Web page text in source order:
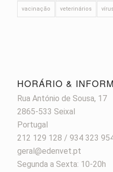
vacinação veterinários vírus
HORÁRIO &
Rua António de Sousa, 17
2865-533 Seixal
Portugal
212 129 128 / 934 323
geral@edenvet.pt
Segunda a Sexta: 10-20h